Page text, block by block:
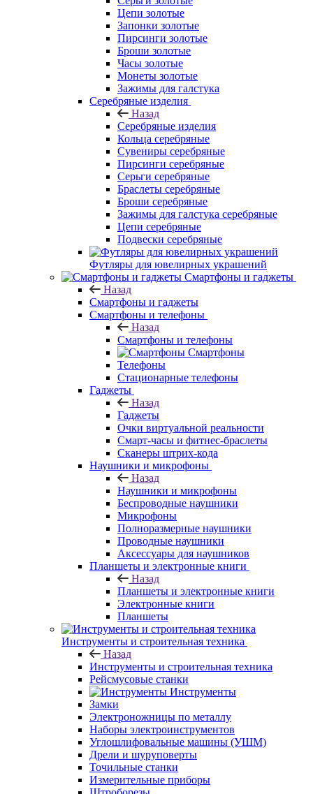
Цепи золотые
Запонки золотые
Пирсинги золотые
Броши золотые
Часы золотые
Монеты золотые
Зажимы для галстука
Серебряные изделия
Назад
Серебряные изделия
Кольца серебряные
Сувениры серебряные
Пирсинги серебряные
Серьги серебряные
Браслеты серебряные
Броши серебряные
Зажимы для галстука серебряные
Цепи серебряные
Подвески серебряные
Футляры для ювелирных украшений
Смартфоны и гаджеты
Назад
Смартфоны и гаджеты
Смартфоны и телефоны
Назад
Смартфоны и телефоны
Смартфоны
Телефоны
Стационарные телефоны
Гаджеты
Назад
Гаджеты
Очки виртуальной реальности
Смарт-часы и фитнес-браслеты
Сканеры штрих-кода
Наушники и микрофоны
Назад
Наушники и микрофоны
Беспроводные наушники
Микрофоны
Полноразмерные наушники
Проводные наушники
Аксессуары для наушников
Планшеты и электронные книги
Назад
Планшеты и электронные книги
Электронные книги
Планшеты
Инструменты и строительная техника
Назад
Инструменты и строительная техника
Рейсмусовые станки
Инструменты
Замки
Электроножницы по металлу
Наборы электроинструментов
Углошлифовальные машины (УШМ)
Дрели и шуруповерты
Точильные станки
Измерительные приборы